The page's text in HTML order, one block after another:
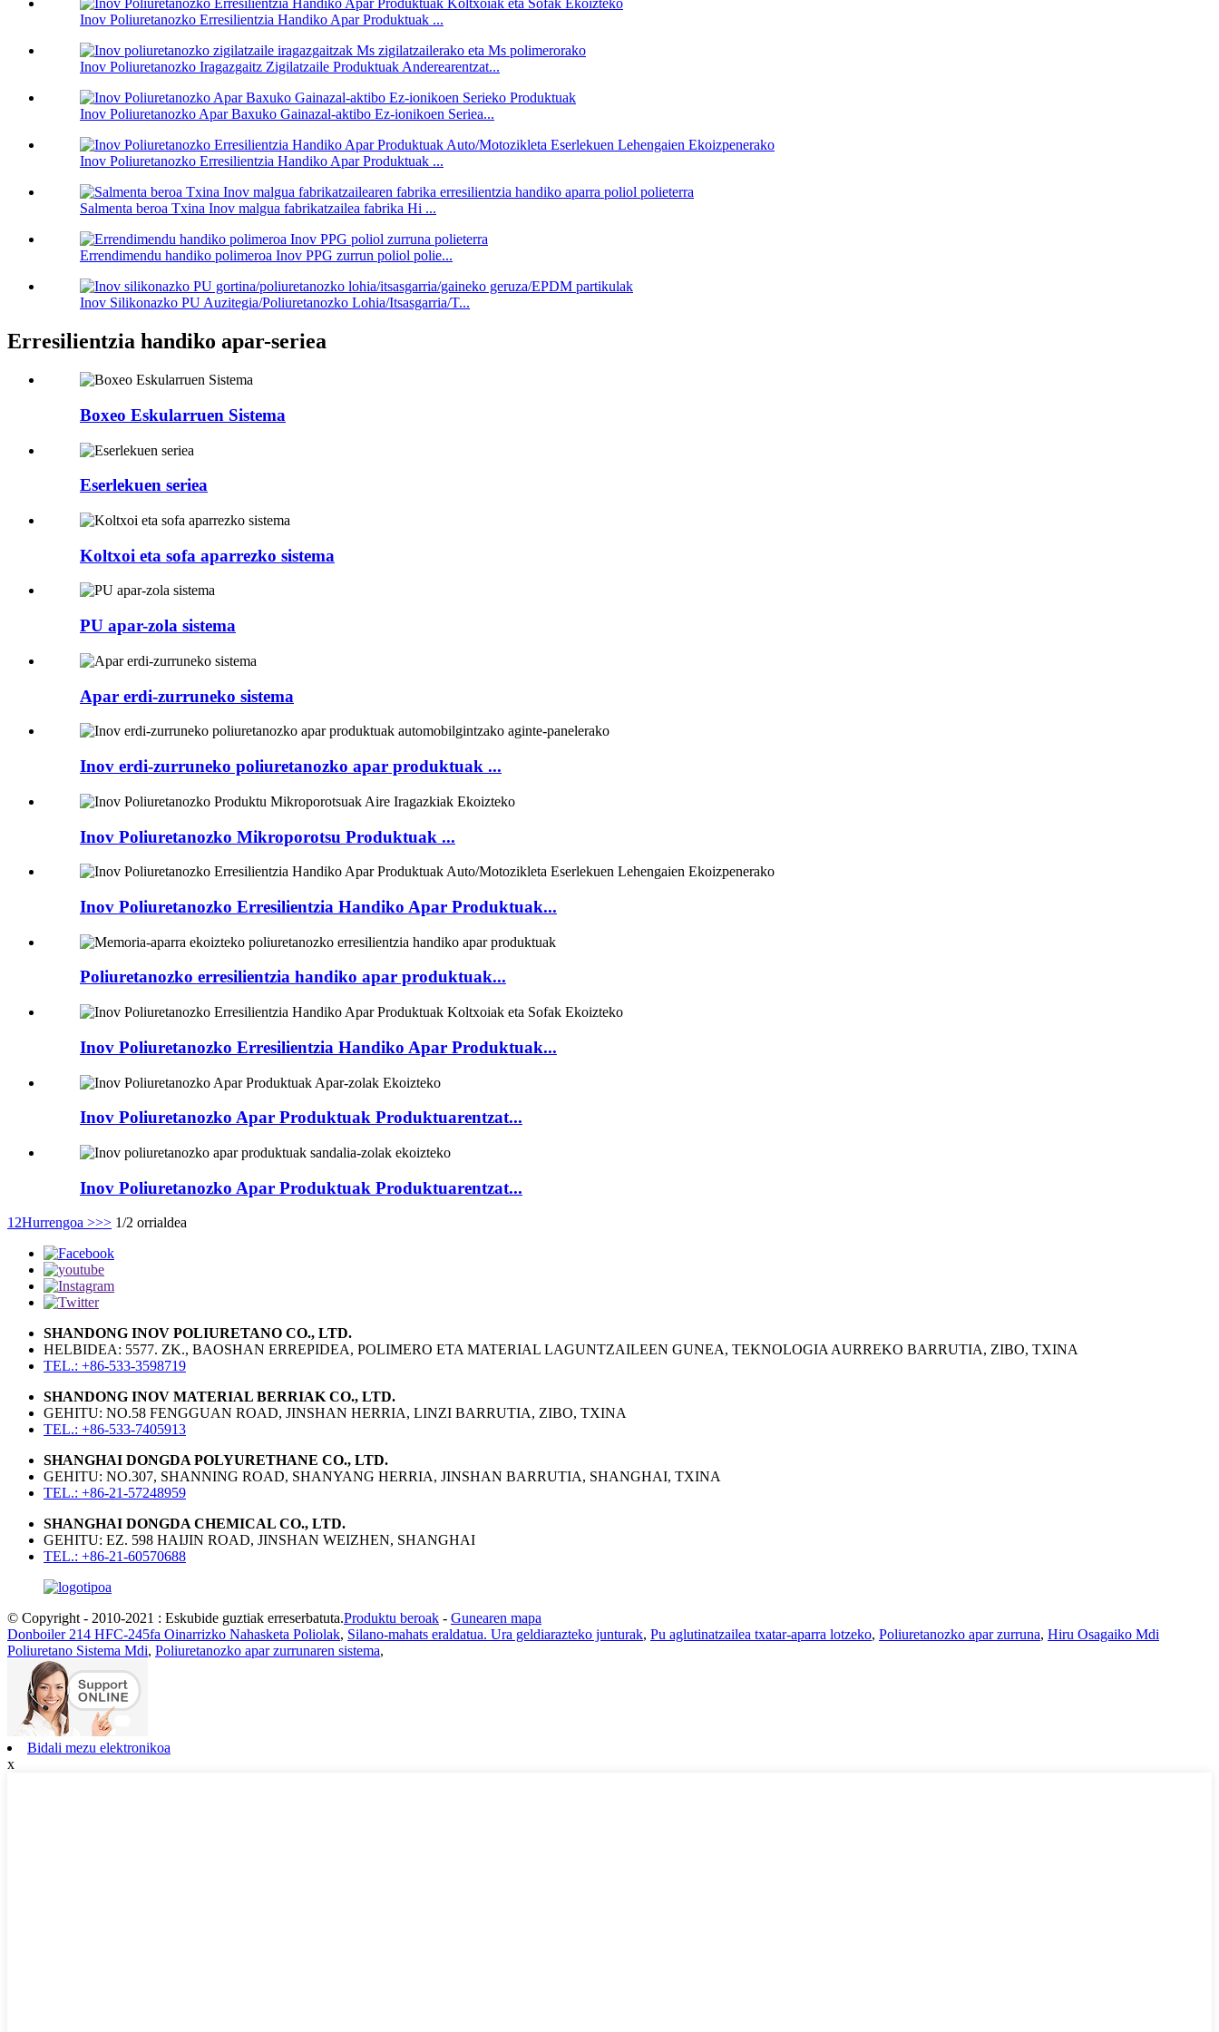
Inov Poliuretanozko Erresilientzia Handiko Apar Produktuak ...
Inov Poliuretanozko Iragazgaitz Zigilatzaile Produktuak Anderearentzat...
Inov Poliuretanozko Apar Baxuko Gainazal-aktibo Ez-ionikoen Seriea...
Inov Poliuretanozko Erresilientzia Handiko Apar Produktuak ...
Salmenta beroa Txina Inov malgua fabrikatzailea fabrika Hi ...
Errendimendu handiko polimeroa Inov PPG zurrun poliol polie...
Inov Silikonazko PU Auzitegia/Poliuretanozko Lohia/Itsasgarria/T...
Erresilientzia handiko apar-seriea
Boxeo Eskularruen Sistema
Eserlekuen seriea
Koltxoi eta sofa aparrezko sistema
PU apar-zola sistema
Apar erdi-zurruneko sistema
Inov erdi-zurruneko poliuretanozko apar produktuak ...
Inov Poliuretanozko Mikroporotsu Produktuak ...
Inov Poliuretanozko Erresilientzia Handiko Apar Produktuak...
Poliuretanozko erresilientzia handiko apar produktuak...
Inov Poliuretanozko Erresilientzia Handiko Apar Produktuak...
Inov Poliuretanozko Apar Produktuak Produktuarentzat...
Inov Poliuretanozko Apar Produktuak Produktuarentzat...
12Hurrengoa >>> 1/2 orrialdea
SHANDONG INOV POLIURETANO CO., LTD.
HELBIDEA: 5577. ZK., BAOSHAN ERREPIDEA, POLIMERO ETA MATERIAL LAGUNTZAILEEN GUNEA, TEKNOLOGIA AURREKO BARRUTIA, ZIBO, TXINA
TEL.: +86-533-3598719
SHANDONG INOV MATERIAL BERRIAK CO., LTD.
GEHITU: NO.58 FENGGUAN ROAD, JINSHAN HERRIA, LINZI BARRUTIA, ZIBO, TXINA
TEL.: +86-533-7405913
SHANGHAI DONGDA POLYURETHANE CO., LTD.
GEHITU: NO.307, SHANNING ROAD, SHANYANG HERRIA, JINSHAN BARRUTIA, SHANGHAI, TXINA
TEL.: +86-21-57248959
SHANGHAI DONGDA CHEMICAL CO., LTD.
GEHITU: EZ. 598 HAIJIN ROAD, JINSHAN WEIZHEN, SHANGHAI
TEL.: +86-21-60570688
© Copyright - 2010-2021 : Eskubide guztiak erreserbatuta.Produktu beroak - Gunearen mapa
Donboiler 214 HFC-245fa Oinarrizko Nahasketa Poliolak, Silano-mahats eraldatua. Ura geldiarazteko junturak, Pu aglutinatzailea txatar-aparra lotzeko, Poliuretanozko apar zurruna, Hiru Osagaiko Mdi
Poliuretano Sistema Mdi, Poliuretanozko apar zurrunaren sistema,
Bidali mezu elektronikoa
x